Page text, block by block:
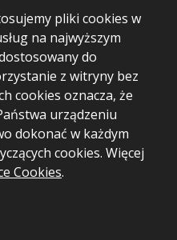
pliki cookies w
na najwyższym
do
z witryny bez
cookies oznacza, że
urządzeniu
dokonać w każdym
cookies. Więcej
Cookies.
13:13